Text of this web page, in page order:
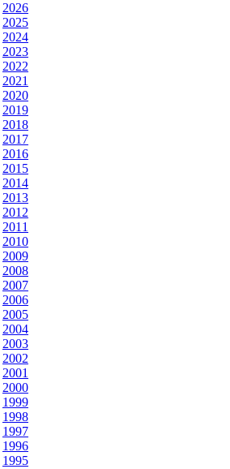
2026
2025
2024
2023
2022
2021
2020
2019
2018
2017
2016
2015
2014
2013
2012
2011
2010
2009
2008
2007
2006
2005
2004
2003
2002
2001
2000
1999
1998
1997
1996
1995